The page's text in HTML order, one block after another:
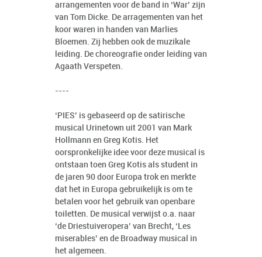
arrangementen voor de band in ‘War’ zijn
van Tom Dicke. De arragementen van het
koor waren in handen van Marlies
Bloemen. Zij hebben ook de muzikale
leiding. De choreografie onder leiding van
Agaath Verspeten.
----
‘PIES’ is gebaseerd op de satirische
musical Urinetown uit 2001 van Mark
Hollmann en Greg Kotis. Het
oorspronkelijke idee voor deze musical is
ontstaan toen Greg Kotis als student in
de jaren 90 door Europa trok en merkte
dat het in Europa gebruikelijk is om te
betalen voor het gebruik van openbare
toiletten. De musical verwijst o.a. naar
‘de Driestuiveropera’ van Brecht, ‘Les
miserables’ en de Broadway musical in
het algemeen.